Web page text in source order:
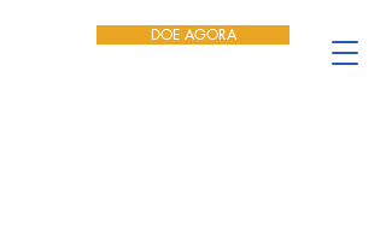
DOE AGORA